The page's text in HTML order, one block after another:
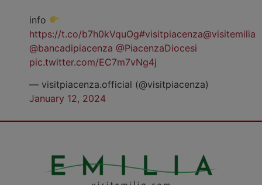
info
https://t.co/b7h0kVquOg#visitpiacenza@visitemilia
@bancadipiacenza @PiacenzaDiocesi
pic.twitter.com/EC7m7vNg4j
— visitpiacenza.official (@visitpiacenza)
January 12, 2024